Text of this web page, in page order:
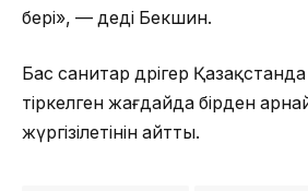
бері», — деді Бекшин.
Бас санитар дәрігер
тіркелген жағдайда бірден
жүргізілетінін айтты.